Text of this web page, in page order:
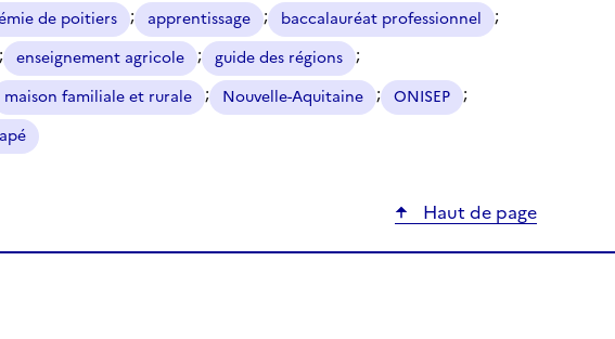
de poitiers ; apprentissage ; baccalauréat professionnel ;
; enseignement agricole ; guide des régions ;
maison familiale et rurale ; Nouvelle-Aquitaine ; ONISEP ;
Haut de page